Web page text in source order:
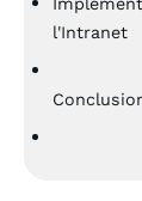
l'Intranet